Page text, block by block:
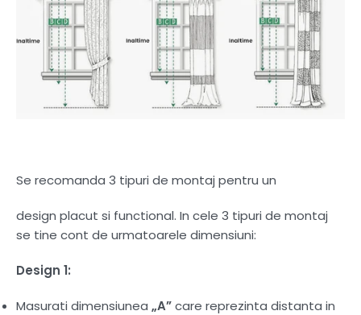
Se recomanda 3 tipuri de montaj pentru un
design placut si functional. In cele 3 tipuri de montaj
se tine cont de urmatoarele dimensiuni:
Design 1:
Masurati dimensiunea „A”care reprezinta distanta in